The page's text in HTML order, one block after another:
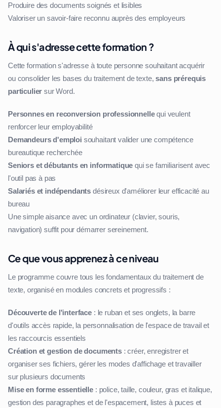
Produire des documents soignés et lisibles
Valoriser un savoir-faire reconnu auprès des employeurs
À qui s'adresse cette formation ?
Cette formation s'adresse à toute personne souhaitant acquérir
ou consolider les bases du traitement de texte,sans prérequis
particulier sur Word.
Personnes en reconversion professionnellequi veulent
renforcer leur employabilité
Demandeurs d'emploi souhaitant valider une compétence
bureautique recherchée
Seniors et débutants en informatique qui se familiarisent avec
l'outil pas à pas
Salariés et indépendants désireux d'améliorer leur efficacité au
bureau
Une simple aisance avec un ordinateur (clavier, souris,
navigation) suffit pour démarrer sereinement.
Ce que vous apprenez à ce niveau
Le programme couvre tous les fondamentaux du traitement de
texte, organisé en modules concrets et progressifs :
Découverte de l'interface : le ruban et ses onglets, la barre
d'outils accès rapide, la personnalisation de l'espace de travail et
les raccourcis essentiels
Création et gestion de documents: créer, enregistrer et
organiser ses fichiers, gérer les modes d'affichage et travailler
sur plusieurs documents
Mise en forme essentielle : police, taille, couleur, gras et italique,
gestion des paragraphes et de l'espacement, listes à puces et